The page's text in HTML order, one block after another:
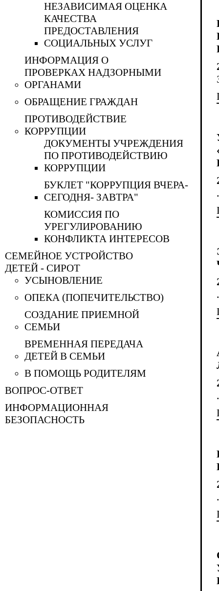
НЕЗАВИСИМАЯ ОЦЕНКА
КАЧЕСТВА
ПРЕДОСТАВЛЕНИЯ
СОЦИАЛЬНЫХ УСЛУГ
ИНФОРМАЦИЯ О
ПРОВЕРКАХ НАДЗОРНЫМИ
ОРГАНАМИ
ОБРАЩЕНИЕ ГРАЖДАН
ПРОТИВОДЕЙСТВИЕ
КОРРУПЦИИ
ДОКУМЕНТЫ УЧРЕЖДЕНИЯ
ПО ПРОТИВОДЕЙСТВИЮ
КОРРУПЦИИ
БУКЛЕТ "КОРРУПЦИЯ ВЧЕРА-
СЕГОДНЯ- ЗАВТРА"
КОМИССИЯ ПО
УРЕГУЛИРОВАНИЮ
КОНФЛИКТА ИНТЕРЕСОВ
СЕМЕЙНОЕ УСТРОЙСТВО
ДЕТЕЙ - СИРОТ
УСЫНОВЛЕНИЕ
ОПЕКА (ПОПЕЧИТЕЛЬСТВО)
СОЗДАНИЕ ПРИЕМНОЙ
СЕМЬИ
ВРЕМЕННАЯ ПЕРЕДАЧА
ДЕТЕЙ В СЕМЬИ
В ПОМОЩЬ РОДИТЕЛЯМ
ВОПРОС-ОТВЕТ
ИНФОРМАЦИОННАЯ
БЕЗОПАСНОСТЬ